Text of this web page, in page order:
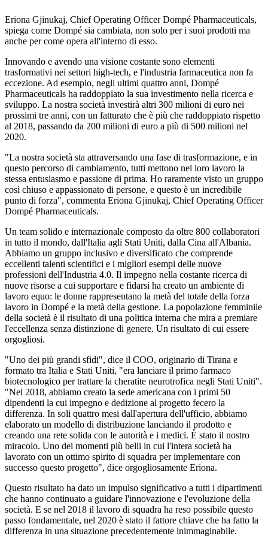
Eriona Gjinukaj, Chief Operating Officer Dompé Pharmaceuticals,
spiega come Dompé sia cambiata, non solo per i suoi prodotti ma
anche per come opera all'interno di esso.
Innovando e avendo una visione costante sono elementi
trasformativi nei settori high-tech, e l'industria farmaceutica non fa
eccezione. Ad esempio, negli ultimi quattro anni, Dompé
Pharmaceuticals ha raddoppiato la sua investimento nella ricerca e
sviluppo. La nostra società investirà altri 300 milioni di euro nei
prossimi tre anni, con un fatturato che è più che raddoppiato rispetto
al 2018, passando da 200 milioni di euro a più di 500 milioni nel
2020.
"La nostra società sta attraversando una fase di trasformazione, e in
questo percorso di cambiamento, tutti mettono nel loro lavoro la
stessa entusiasmo e passione di prima. Ho raramente visto un gruppo
così chiuso e appassionato di persone, e questo è un incredibile
punto di forza", commenta Eriona Gjinukaj, Chief Operating Officer
Dompé Pharmaceuticals.
Un team solido e internazionale composto da oltre 800 collaboratori
in tutto il mondo, dall'Italia agli Stati Uniti, dalla Cina all'Albania.
Abbiamo un gruppo inclusivo e diversificato che comprende
eccellenti talenti scientifici e i migliori esempi delle nuove
professioni dell'Industria 4.0. Il impegno nella costante ricerca di
nuove risorse a cui supportare e fidarsi ha creato un ambiente di
lavoro equo: le donne rappresentano la metà del totale della forza
lavoro in Dompé e la metà della gestione. La popolazione femminile
della società è il risultato di una politica interna che mira a premiare
l'eccellenza senza distinzione di genere. Un risultato di cui essere
orgogliosi.
"Uno dei più grandi sfidi", dice il COO, originario di Tirana e
formato tra Italia e Stati Uniti, "era lanciare il primo farmaco
biotecnologico per trattare la cheratite neurotrofica negli Stati Uniti".
"Nel 2018, abbiamo creato la sede americana con i primi 50
dipendenti la cui impegno e dedizione al progetto fecero la
differenza. In soli quattro mesi dall'apertura dell'ufficio, abbiamo
elaborato un modello di distribuzione lanciando il prodotto e
creando una rete solida con le autorità e i medici. È stato il nostro
miracolo. Uno dei momenti più belli in cui l'intera società ha
lavorato con un ottimo spirito di squadra per implementare con
successo questo progetto", dice orgogliosamente Eriona.
Questo risultato ha dato un impulso significativo a tutti i dipartimenti
che hanno continuato a guidare l'innovazione e l'evoluzione della
società. E se nel 2018 il lavoro di squadra ha reso possibile questo
passo fondamentale, nel 2020 è stato il fattore chiave che ha fatto la
differenza in una situazione precedentemente inimmaginabile.